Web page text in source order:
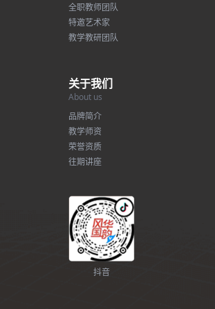
全职教师团队
特邀艺术家
教学教研团队
关于我们
About us
品牌简介
教学师资
荣誉资质
往期讲座
抖音